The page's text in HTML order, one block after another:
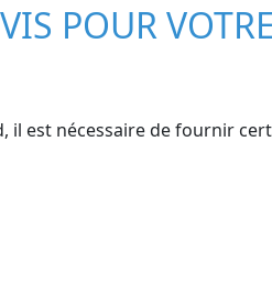
POUR
il est nécessaire de fournir